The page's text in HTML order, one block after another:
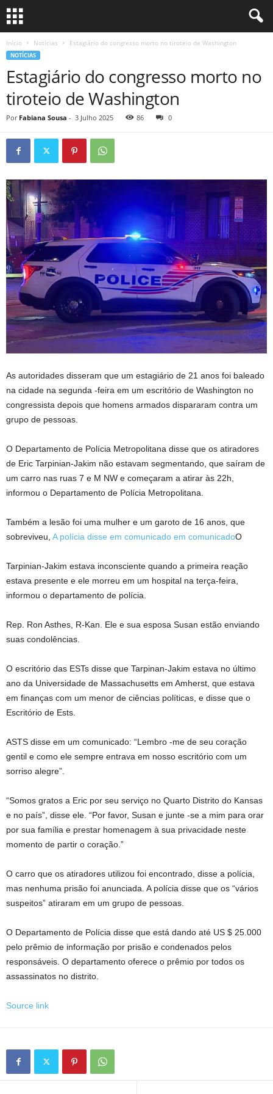
Início Notícias Estagiário do congresso morto no tiroteio de Washington
NOTÍCIAS
Estagiário do congresso morto no
tiroteio de Washington
Por Fabiana Sousa - 3 Julho 2025 86 0
As autoridades disseram que um estagiário de 21 anos foi baleado
na cidade na segunda -feira em um escritório de Washington no
congressista depois que homens armados dispararam contra um
grupo de pessoas.
O Departamento de Polícia Metropolitana disse que os atiradores
de Eric Tarpinian-Jakim não estavam segmentando, que saíram de
um carro nas ruas 7 e M NW e começaram a atirar às 22h,
informou o Departamento de Polícia Metropolitana.
Também a lesão foi uma mulher e um garoto de 16 anos, que
sobreviveu, A polícia disse em comunicado em comunicadoO
Tarpinian-Jakim estava inconsciente quando a primeira reação
estava presente e ele morreu em um hospital na terça-feira,
informou o departamento de polícia.
Rep. Ron Asthes, R-Kan. Ele e sua esposa Susan estão enviando
suas condolências.
O escritório das ESTs disse que Tarpinan-Jakim estava no último
ano da Universidade de Massachusetts em Amherst, que estava
em finanças com um menor de ciências políticas, e disse que o
Escritório de Ests.
ASTS disse em um comunicado: “Lembro -me de seu coração
gentil e como ele sempre entrava em nosso escritório com um
sorriso alegre”.
“Somos gratos a Eric por seu serviço no Quarto Distrito do Kansas
e no país”, disse ele. “Por favor, Susan e junte -se a mim para orar
por sua família e prestar homenagem à sua privacidade neste
momento de partir o coração.”
O carro que os atiradores utilizou foi encontrado, disse a polícia,
mas nenhuma prisão foi anunciada. A polícia disse que os “vários
suspeitos” atiraram em um grupo de pessoas.
O Departamento de Polícia disse que está dando até US $ 25.000
pelo prêmio de informação por prisão e condenados pelos
responsáveis. O departamento oferece o prêmio por todos os
assassinatos no distrito.
Source link